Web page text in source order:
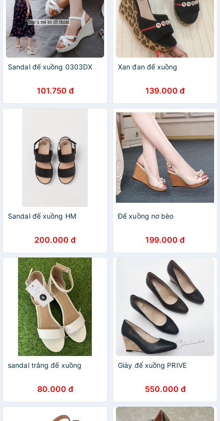
Sandal đế xuồng 0303DX
101.750 đ
Xan đan đế xuồng
139.000 đ
Sandal đế xuồng HM
200.000 đ
Đế xuồng nơ bèo
199.000 đ
sandal trắng đế xuồng
80.000 đ
Giày đế xuồng PRIVE
550.000 đ